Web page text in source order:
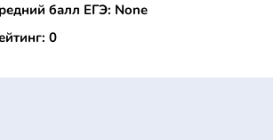
балл ЕГЭ: None
0